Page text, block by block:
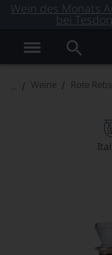
Wein des Monats
bei
Weine Rote